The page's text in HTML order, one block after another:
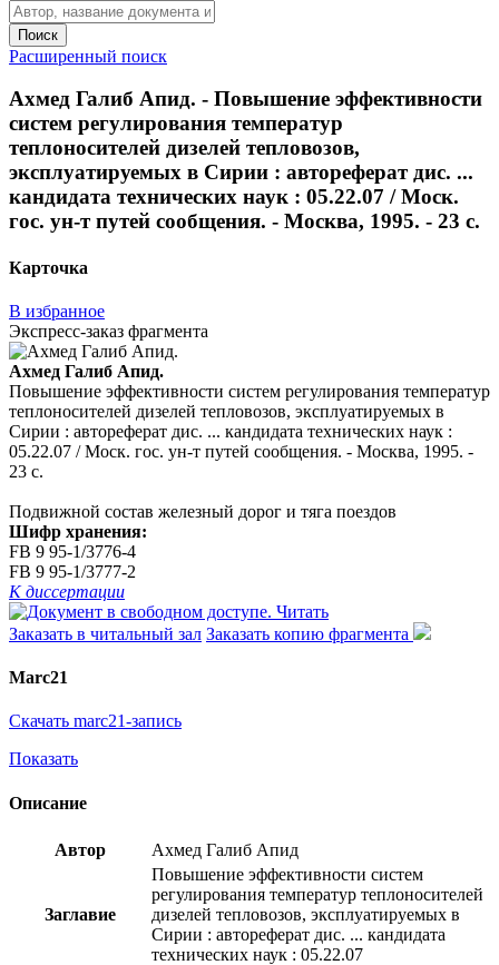
Поиск
Расширенный поиск
Ахмед Галиб Апид. - Повышение эффективности
систем регулирования температур
теплоносителей дизелей тепловозов,
эксплуатируемых в Сирии : автореферат дис. ...
кандидата технических наук : 05.22.07 / Моск.
гос. ун-т путей сообщения. - Москва, 1995. - 23 с.
Карточка
В избранное
Экспресс-заказ фрагмента
Ахмед Галиб Апид.
Повышение эффективности систем регулирования температур
теплоносителей дизелей тепловозов, эксплуатируемых в
Сирии : автореферат дис. ... кандидата технических наук :
05.22.07 / Моск. гос. ун-т путей сообщения. - Москва, 1995. -
23 с.
Подвижной состав железный дорог и тяга поездов
Шифр хранения:
FB 9 95-1/3776-4
FB 9 95-1/3777-2
К диссертации
Читать
Заказать в читальный зал Заказать копию фрагмента
Marc21
Скачать marc21-запись
Показать
Описание
Автор Ахмед Галиб Апид
Заглавие
Повышение эффективности систем
регулирования температур теплоносителей
дизелей тепловозов, эксплуатируемых в
Сирии : автореферат дис. ... кандидата
технических наук : 05.22.07